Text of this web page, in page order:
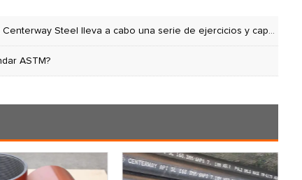
una serie de ejercicios y capacitaciones en seguridad contra incendios
ASTM?